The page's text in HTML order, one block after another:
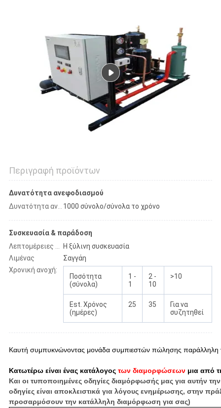
ΑΠΟΡΡΉΤΟΥ
Περιγραφή προϊόντων
Δυνατότητα ανεφοδιασμού
Δυνατότητα ανεφοδιασμού 1000 σύνολο/σύνολα το χρόνο
Συσκευασία & παράδοση
Λεπτομέρειες συσκευασίας
Η ξύλινη συσκευασία
Λιμένας
Σαγγάη
Χρονική ανοχή:
Ποσότητα
(σύνολα)
1 -
1
2 -
10
>10
Est. Χρόνος
(ημέρες)
25 35
Για να
συζητηθεί
Καυτή συμπυκνώνοντας μονάδα συμπιεστών πώλησης παράλληλη
Κατωτέρω είναι ένας κατάλογοςτων διαμορφώσεωνμια από
Και οι τυποποιημένες οδηγίες διαμόρφωσής μας για αυτήν
οδηγίες είναι αποκλειστικά για λόγους ενημέρωσης, στην
προσαρμόσουν την κατάλληλη διαμόρφωση για σας)